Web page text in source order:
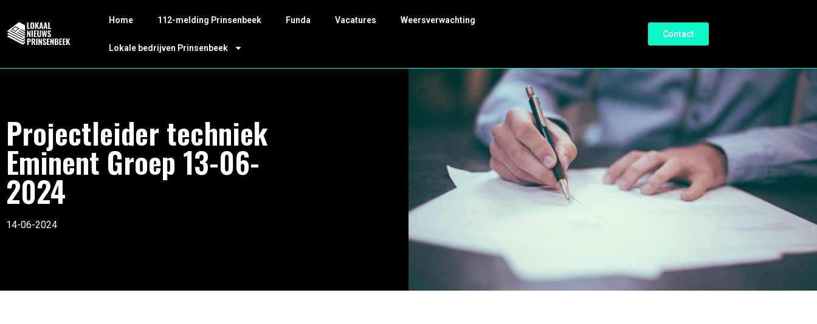
Home 112-melding Prinsenbeek Funda Vacatures Weersverwachting
Lokale bedrijven Prinsenbeek
Contact
Projectleider techniek
Eminent Groep 13-06-
2024
14-06-2024